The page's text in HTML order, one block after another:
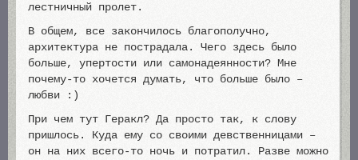
лестничный пролет.
В общем, все закончилось благополучно,
архитектура не пострадала. Чего здесь было
больше, упертости или самонадеянности? Мне
почему-то хочется думать, что больше было –
любви :)
При чем тут Геракл? Да просто так, к слову
пришлось. Куда ему со своими девственницами –
он на них всего-то ночь и потратил. Разве можно